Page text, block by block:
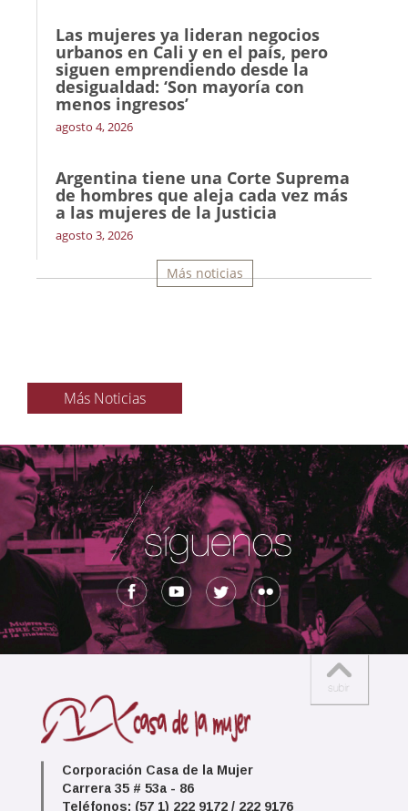
Las mujeres ya lideran negocios
urbanos en Cali y en el país, pero
siguen emprendiendo desde la
desigualdad: ‘Son mayoría con
menos ingresos’
agosto 4, 2026
Argentina tiene una Corte Suprema
de hombres que aleja cada vez más
a las mujeres de la Justicia
agosto 3, 2026
Más noticias
Más Noticias
Corporación Casa de la Mujer
Carrera 35 # 53a - 86
Teléfonos: (57 1) 222 9172 / 222 9176